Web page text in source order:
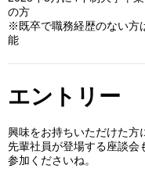
の方
※既卒で職務経歴のない方
能
エントリー
興味をお持ちいただけた方
先輩社員が登場する座談会
参加くださいね。